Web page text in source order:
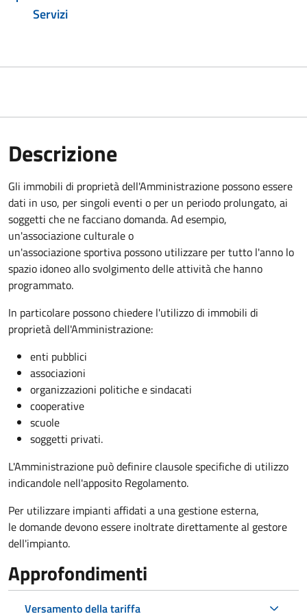
Servizi
Descrizione
Gli immobili di proprietà dell'Amministrazione possono essere
dati in uso, per singoli eventi o per un periodo prolungato, ai
soggetti che ne facciano domanda. Ad esempio,
un'associazione culturale o
un'associazione sportiva possono utilizzare per tutto l'anno lo
spazio idoneo allo svolgimento delle attività che hanno
programmato.
In particolare possono chiedere l'utilizzo di immobili di
proprietà dell'Amministrazione:
enti pubblici
associazioni
organizzazioni politiche e sindacati
cooperative
scuole
soggetti privati.
L'Amministrazione può definire clausole specifiche di utilizzo
indicandole nell'apposito Regolamento.
Per utilizzare impianti affidati a una gestione esterna,
le domande devono essere inoltrate direttamente al gestore
dell'impianto.
Approfondimenti
Versamento della tariffa